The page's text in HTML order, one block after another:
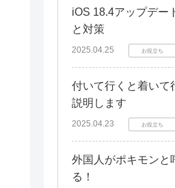
iOS 18.4アップデー
と対策
2025.04.25 お役立ち
付いて行くと着いて
説明します
2025.04.23 お役立ち
外国人がポキモンと
る！